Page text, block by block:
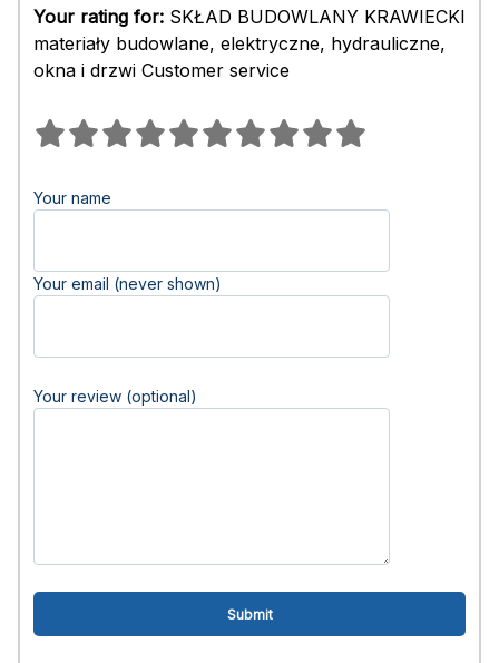
Your rating for: SKŁAD BUDOWLANY KRAWIECKI
materiały budowlane, elektryczne, hydrauliczne,
okna i drzwi Customer service
Your name
Your email (never shown)
Your review (optional)